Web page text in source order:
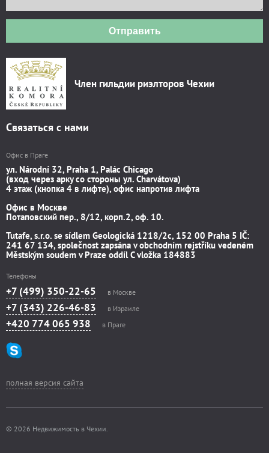
Отправить
Член гильдии риэлторов Чехии
Связаться с нами
Офис в Праге
ул. Národní 32, Praha 1, Palác Chicago
(вход через арку со стороны ул. Charvátova)
4 этаж (кнопка 4 в лифте), офис напротив лифта
Офис в Москве
Потаповский пер., 8/12, корп.2, оф. 10.
Tutafe, s.r.o. se sídlem Geologická 1218/2c, 152 00 Praha 5 IČ:
241 67 134, společnost zapsána v obchodním rejstříku vedeném
Městským soudem v Praze oddíl C vložka 184883
Телефоны
+7 (499) 350-22-65 в Москве
+7 (343) 226-46-83 в Израиле
+420 774 065 938 в Праге
полная версия сайта
© 2026 Недвижимость в Чехии.